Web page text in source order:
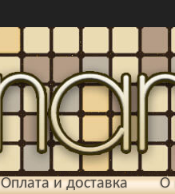
Оплата и доставка О